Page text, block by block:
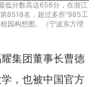
低分数高达656分，在浙江
8518名，超过多所“985工
园构想图。（宁波东方理
集团董事长曹德
，也被中国官方